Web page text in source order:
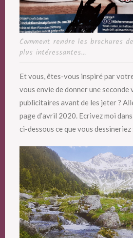
Comment rendre les brochures
plus intéressantes…
Et vous, êtes-vous inspiré par
vous envie de donner une seconde
publicitaires avant de les jeter ?
page d’avril 2020. Ecrivez moi
ci-dessous ce que vous